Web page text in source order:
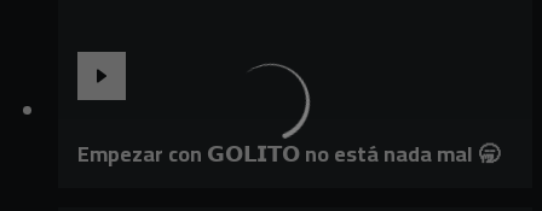
Empezar con 𝗚𝗢𝗟𝗜𝗧𝗢 no está nada mal 🥱